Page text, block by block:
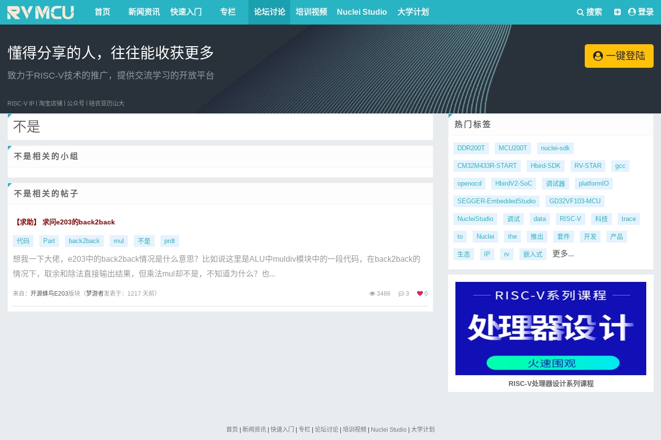
首页 新闻资讯 快速入门 专栏 论坛讨论 培训视频 Nuclei Studio 大学计划 搜索 登录
懂得分享的人，往往能收获更多
致力于RISC-V技术的推广，提供交流学习的开放平台
一键登陆
RISC-V IP 淘宝店铺 公众号 硅农亚历山大
不是
不是相关的小组
不是相关的帖子
【求助】 求问e203的back2back
代码 Part back2back mul 不是 prdt
想我一下大佬，e203中的back2back情况是什么意思？比如说这里是ALU中muldiv模块中的一段代码，在back2back的
情况下，取余和除法直接输出结果，但乘法mul却不是，不知道为什么？也...
来自： 开源蜂鸟E203版块（梦游者发表于：1217 天前） 3486 3 0
热门标签
DDR200T MCU200T nuclei-sdk
CM32M433R-START Hbird-SDK RV-STAR gcc
openocd HbirdV2-SoC 调试器 platformIO
SEGGER-EmbeddedStudio GD32VF103-MCU
NucleiStudio 调试 data RISC-V 科技 trace
to Nuclei the 推出 套件 开发 产品
生态 IP rv 嵌入式 更多...
RISC-V处理器设计系列课程
首页 新闻资讯 快速入门 专栏 论坛讨论 培训视频 Nuclei Studio 大学计划